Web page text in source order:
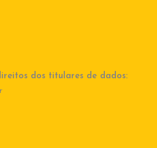
dos titulares de dados: